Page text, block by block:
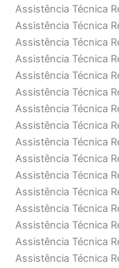
Assistência Técnica
Assistência Técnica
Assistência Técnica
Assistência Técnica
Assistência Técnica
Assistência Técnica
Assistência Técnica
Assistência Técnica
Assistência Técnica
Assistência Técnica
Assistência Técnica
Assistência Técnica
Assistência Técnica
Assistência Técnica
Assistência Técnica
Assistência Técnica